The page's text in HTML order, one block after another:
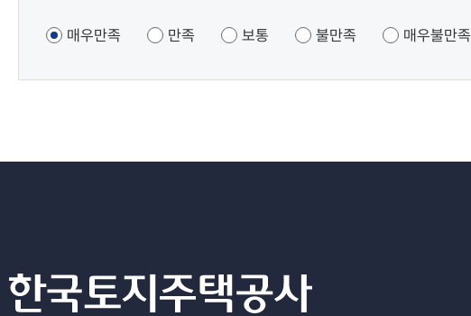
조사매우만족 만족 보통 불만족 매우불만족